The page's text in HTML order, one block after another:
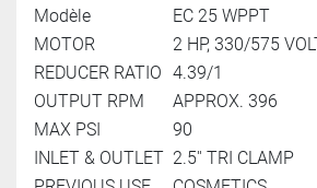
Modèle
EC 25 WPPT
MOTOR
2 HP, 330/575
REDUCER RATIO 4.39/1
OUTPUT RPM
APPROX. 396
MAX PSI
90
INLET & OUTLET 2.5'' TRI CLAMP